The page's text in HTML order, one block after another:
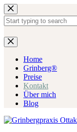
Zum
Inhalt
springen
Keine
Ergebnisse
Home
Grinberg®
Preise
Kontakt
Über mich
Blog